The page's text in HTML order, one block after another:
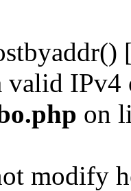
valid IPv4
on
modify